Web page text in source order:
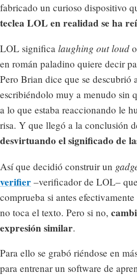
fabricado un curioso dispositivo
teclea LOL en realidad se ha
LOL significa laughing out loud o
en román paladino quiere decir
Pero Brian dice que se descubrió
escribiéndolo muy a menudo sin
a lo que estaba reaccionando le
risa. Y que llegó a la conclusión
desvirtuando el significado de
Así que decidió construir un
verifier –verificador de LOL–
comprueba si antes
no toca el texto. Pero si no,
expresión similar.
Para ello se grabó riéndose en
para entrenar un software de